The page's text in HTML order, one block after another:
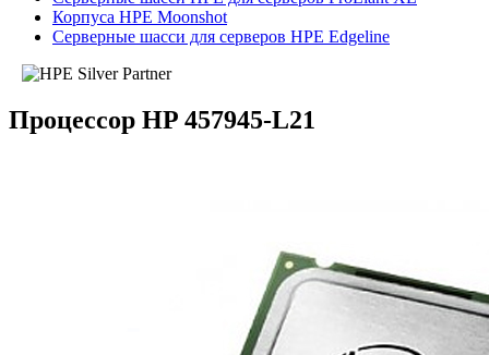
Корпуса HPE Moonshot
Серверные шасси для серверов HPE Edgeline
Процессор HP 457945-L21